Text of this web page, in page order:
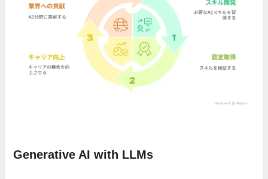
Generative AI with LLMs